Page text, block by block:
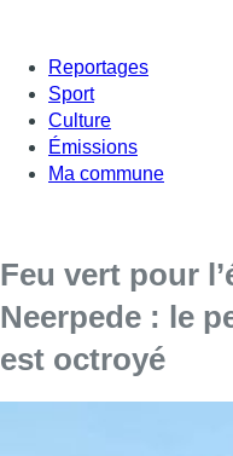
Reportages
Sport
Culture
Émissions
Ma commune
Feu vert pour
Neerpede : le
est octroyé